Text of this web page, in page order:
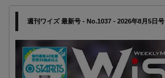
週刊ワイズ 最新号 - No.1037 - 2026年8月5日号